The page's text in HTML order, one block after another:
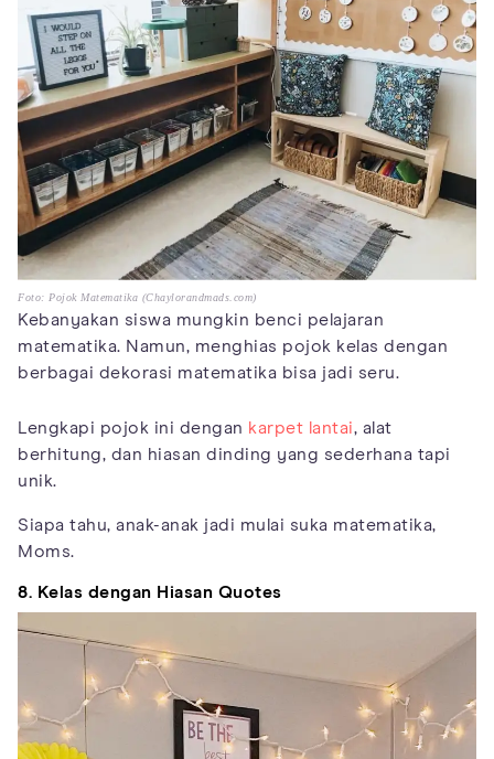
Foto: Pojok Matematika (Chaylorandmads.com)
Kebanyakan siswa mungkin benci pelajaran
matematika. Namun, menghias pojok kelas dengan
berbagai dekorasi matematika bisa jadi seru.
Lengkapi pojok ini dengan karpet lantai, alat
berhitung, dan hiasan dinding yang sederhana tapi
unik.
Siapa tahu, anak-anak jadi mulai suka matematika,
Moms.
8. Kelas dengan Hiasan Quotes